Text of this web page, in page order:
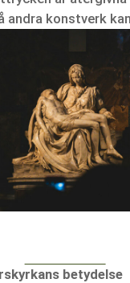
andra konstverk
betydelse